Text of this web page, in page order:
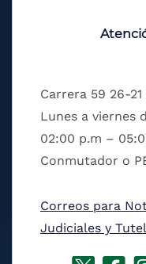
Carrera 59 26-
Lunes a viernes
02:00 p.m –
Conmutador o
Correos para
Judiciales y